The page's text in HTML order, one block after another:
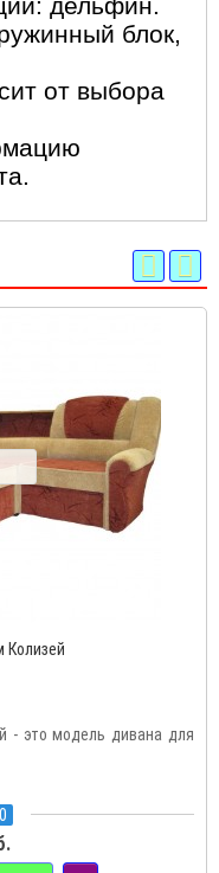
дельфин.
блок,
от выбора
Колизей
- это модель дивана для
0